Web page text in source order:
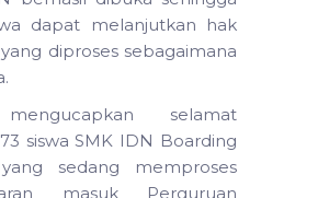
dapat melanjutkan hak
diproses sebagaimana
selamat
siswa SMK IDN Boarding
sedang memproses
masuk Perguruan